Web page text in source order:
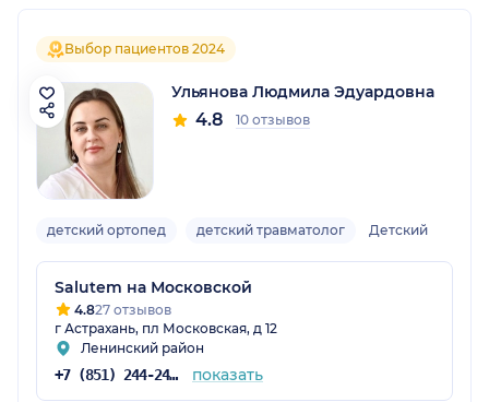
Выбор пациентов 2024
Ульянова Людмила Эдуардовна
4.8 10 отзывов
детский ортопед детский травматолог Детский
Salutem на Московской
4.827 отзывов
г Астрахань, пл Московская, д 12
Ленинский район
+7 (851) 244-24-44 показать